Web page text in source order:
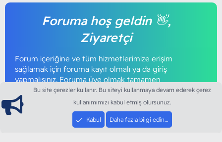
Foruma hoş geldin 👋,
Ziyaretçi
Forum içeriğine ve tüm hizmetlerimize erişim
sağlamak için foruma kayıt olmalı ya da giriş
yapmalısınız. Foruma üye olmak tamamen
ücretsizdir.
Giriş yap Şimdi kayıt ol
Bu site çerezler kullanır. Bu siteyi kullanmaya devam ederek çerez
kullanımımızı kabul etmiş olursunuz.
Kabul Daha fazla bilgi edin…